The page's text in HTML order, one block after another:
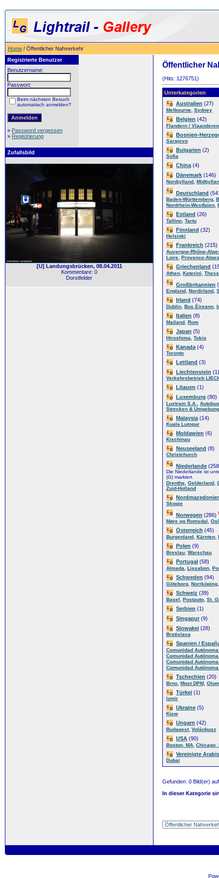
Home / Öffentlicher Nahverkehr
Registrierte Benutzer
Benutzername:
Passwort:
Beim nächsten Besuch
automatisch anmelden?
» Password vergessen
» Registrierung
Zufallsbild
[U] Landungsbrücken, 08.04.2011
Kommentare: 0
Dorstfelder
Öffentlicher
(Hits: 1276751)
Unterkategorien
Australien (27)
Melbourne Sydney
Belgien (42)
Flandern /
Bosnien-
Sarajevo
Bulgarien (2)
Sofia
China (4)
Dänemark (146)
Nordjylland
Deutschland
Baden-Württemberg
Nordrhein-Westfalen
Estland (26)
Tallinn Tartu
Finnland (32)
Helsinki
Frankreich (215)
Auvergne-Rhône-
Loire Provence-
Griechenland
Athen Katerini
Großbritannien
England Nordirland
Irland (74)
Dublin Bus Éireann
Italien (8)
Mailand Rom
Japan (5)
Hiroshima Tokio
Kanada (4)
Toronto
Lettland (3)
Liechtenstein (1)
Verkehrsbetrieb
Litauen (1)
Luxemburg (80)
Luxtram S.A.
Strecken & Umgebung
Malaysia (14)
Kuala Lumpur
Moldawien (6)
Kischinau
Neuseeland (8)
Christchurch
Niederlande
Die Niederlande ist
(G) markiert.
Drenthe Gelderland
Zuid-Holland
Skopje
Norwegen (286)
Møre og Romsdal
Österreich (45)
Burgenland Kärnten
Polen (9)
Breslau Warschau
Portugal (58)
Almada Lissabon
Schweden (94)
Göteborg Norrköping
Schweiz (39)
Basel Postauto St.
Serbien (1)
Singapur(9)
Slowakei (28)
Bratislava
Spanien /
Comunidad
Comunidad
Comunidad
Comunidad
Tschechien (20)
Brno Most DPM
Türkei (1)
Izmir
Ukraine (5)
Kiew
Ungarn (42)
Budapest, Volánbusz
USA (90)
Boston, MA Chicago,
Vereinigte
Dubai
Gefunden: 0 Bild(er)
In dieser Kategorie